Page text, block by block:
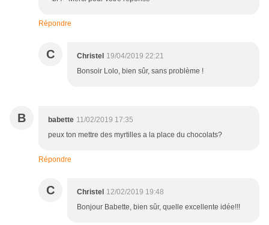
Répondre
C Christel 19/04/2019 22:21
Bonsoir Lolo, bien sûr, sans problème !
B babette 11/02/2019 17:35
peux ton mettre des myrtilles a la place du chocolats?
Répondre
C Christel 12/02/2019 19:48
Bonjour Babette, bien sûr, quelle excellente idée!!!